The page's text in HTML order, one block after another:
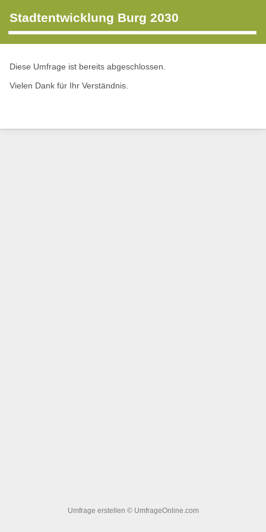
Stadtentwicklung Burg 2030
Diese Umfrage ist bereits abgeschlossen.
Vielen Dank für Ihr Verständnis.
Umfrage erstellen © UmfrageOnline.com